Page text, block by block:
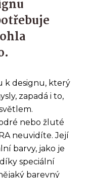
k designu, který
zapadá i to,
nebo žluté
neuvidíte. Její
barvy, jako je
speciální
barevný